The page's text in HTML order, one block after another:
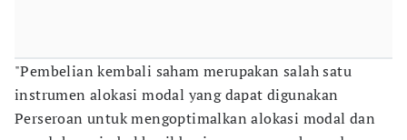
"Pembelian kembali saham merupakan salah satu
instrumen alokasi modal yang dapat digunakan
Perseroan untuk mengoptimalkan alokasi modal dan